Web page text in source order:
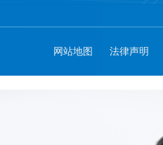
网站地图 法律声明